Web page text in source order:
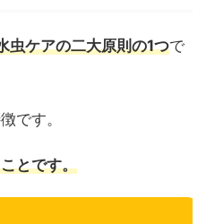
虫ケアの二大原則の1つで
です。
とです。